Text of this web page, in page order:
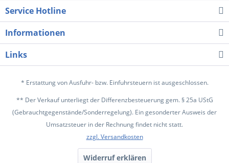
Service Hotline
Informationen
Links
* Erstattung von Ausfuhr- bzw. Einfuhrsteuern ist ausgeschlossen.
** Der Verkauf unterliegt der Differenzbesteuerung gem. § 25a UStG
(Gebrauchtgegenstände/Sonderregelung). Ein gesonderter Ausweis der
Umsatzsteuer in der Rechnung findet nicht statt.
zzgl. Versandkosten
Widerruf erklären